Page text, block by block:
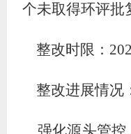
个未取得环评批
整改时限：
整改进展情况